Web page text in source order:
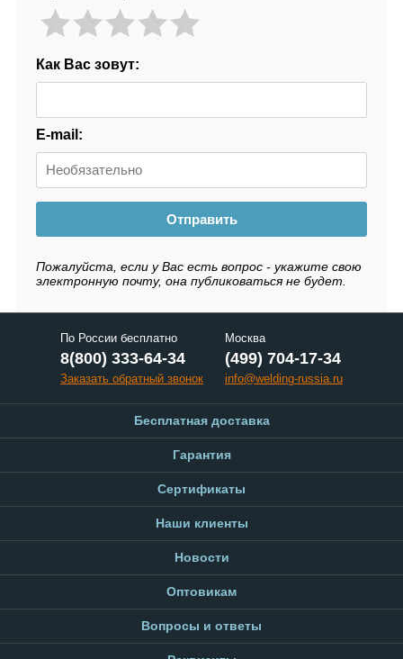
Как Вас зовут:
E-mail:
Отправить
Пожалуйста, если у Вас есть вопрос - укажите свою
электронную почту, она публиковаться не будет.
По России бесплатно
8(800) 333-64-34
Заказать обратный звонок
Москва
(499) 704-17-34
info@welding-russia.ru
Бесплатная доставка
Гарантия
Сертификаты
Наши клиенты
Новости
Оптовикам
Вопросы и ответы